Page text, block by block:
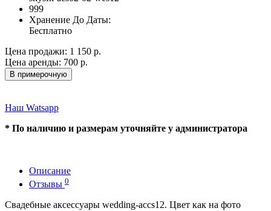
999
Хранение До Даты:
Бесплатно
Цена продажи: 1 150 р.
Цена аренды: 700 р.
В примерочную
Наш Watsapp
* По наличию и размерам уточняйте у администратора
Описание
Отзывы 0
Свадебные аксессуары wedding-accs12. Цвет как на фото